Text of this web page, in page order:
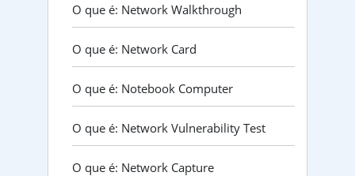
O que é: Network Walkthrough
O que é: Network Card
O que é: Notebook Computer
O que é: Network Vulnerability Test
O que é: Network Capture